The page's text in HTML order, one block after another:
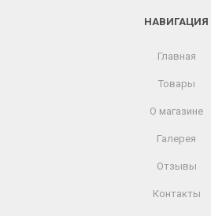
НАВИГАЦИЯ
Главная
Товары
О магазине
Галерея
Отзывы
Контакты